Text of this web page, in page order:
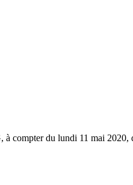
compter du lundi 11 mai 2020,